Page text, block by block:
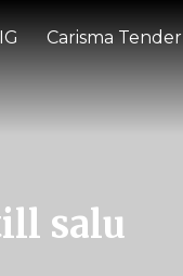
Carisma Tender
salu